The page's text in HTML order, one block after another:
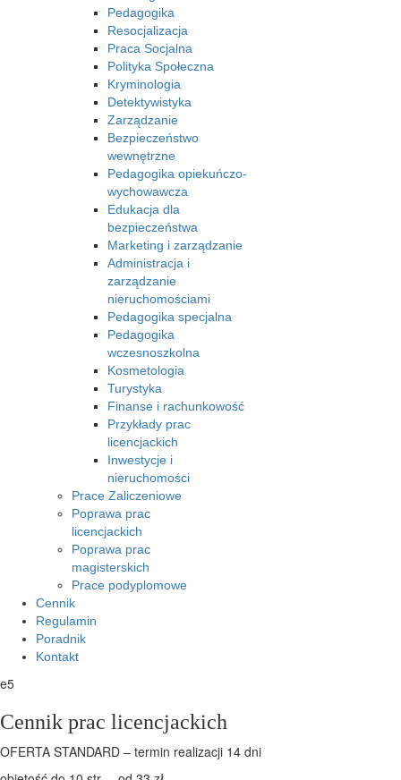
Pedagogika
Resocjalizacja
Praca Socjalna
Polityka Społeczna
Kryminologia
Detektywistyka
Zarządzanie
Bezpieczeństwo
wewnętrzne
Pedagogika opiekuńczo-
wychowawcza
Edukacja dla
bezpieczeństwa
Marketing i zarządzanie
Administracja i
zarządzanie
nieruchomościami
Pedagogika specjalna
Pedagogika
wczesnoszkolna
Kosmetologia
Turystyka
Finanse i rachunkowość
Przykłady prac
licencjackich
Inwestycje i
nieruchomości
Prace Zaliczeniowe
Poprawa prac
licencjackich
Poprawa prac
magisterskich
Prace podyplomowe
Cennik
Regulamin
Poradnik
Kontakt
e5
Cennik prac licencjackich
OFERTA STANDARD – termin realizacji 14 dni